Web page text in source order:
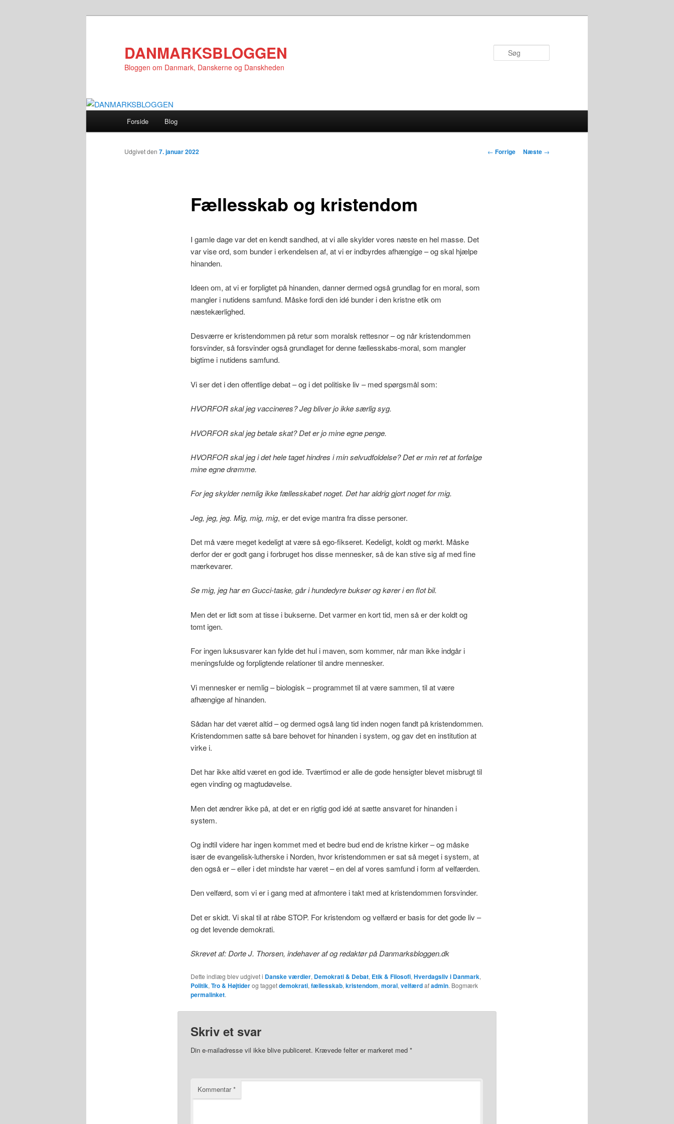
DANMARKSBLOGGEN
Bloggen om Danmark, Danskerne og Danskheden
Forside Blog
Indlægsnavigation
← Forrige Næste →
Fællesskab og kristendom
Udgivet den 7. januar 2022
I gamle dage var det en kendt sandhed, at vi alle skylder vores næste en hel masse. Det
var vise ord, som bunder i erkendelsen af, at vi er indbyrdes afhængige – og skal hjælpe
hinanden.
Ideen om, at vi er forpligtet på hinanden, danner dermed også grundlag for en moral, som
mangler i nutidens samfund. Måske fordi den idé bunder i den kristne etik om
næstekærlighed.
Desværre er kristendommen på retur som moralsk rettesnor – og når kristendommen
forsvinder, så forsvinder også grundlaget for denne fællesskabs-moral, som mangler
bigtime i nutidens samfund.
Vi ser det i den offentlige debat – og i det politiske liv – med spørgsmål som:
HVORFOR skal jeg vaccineres? Jeg bliver jo ikke særlig syg.
HVORFOR skal jeg betale skat? Det er jo mine egne penge.
HVORFOR skal jeg i det hele taget hindres i min selvudfoldelse? Det er min ret at forfølge
mine egne drømme.
For jeg skylder nemlig ikke fællesskabet noget. Det har aldrig gjort noget for mig.
Jeg, jeg, jeg. Mig, mig, mig, er det evige mantra fra disse personer.
Det må være meget kedeligt at være så ego-fikseret. Kedeligt, koldt og mørkt. Måske
derfor der er godt gang i forbruget hos disse mennesker, så de kan stive sig af med fine
mærkevarer.
Se mig, jeg har en Gucci-taske, går i hundedyre bukser og kører i en flot bil.
Men det er lidt som at tisse i bukserne. Det varmer en kort tid, men så er der koldt og
tomt igen.
For ingen luksusvarer kan fylde det hul i maven, som kommer, når man ikke indgår i
meningsfulde og forpligtende relationer til andre mennesker.
Vi mennesker er nemlig – biologisk – programmet til at være sammen, til at være
afhængige af hinanden.
Sådan har det været altid – og dermed også lang tid inden nogen fandt på kristendommen.
Kristendommen satte så bare behovet for hinanden i system, og gav det en institution at
virke i.
Det har ikke altid været en god ide. Tværtimod er alle de gode hensigter blevet misbrugt til
egen vinding og magtudøvelse.
Men det ændrer ikke på, at det er en rigtig god idé at sætte ansvaret for hinanden i
system.
Og indtil videre har ingen kommet med et bedre bud end de kristne kirker – og måske
især de evangelisk-lutherske i Norden, hvor kristendommen er sat så meget i system, at
den også er – eller i det mindste har været – en del af vores samfund i form af velfærden.
Den velfærd, som vi er i gang med at afmontere i takt med at kristendommen forsvinder.
Det er skidt. Vi skal til at råbe STOP. For kristendom og velfærd er basis for det gode liv –
og det levende demokrati.
Skrevet af: Dorte J. Thorsen, indehaver af og redaktør på Danmarksbloggen.dk
Dette indlæg blev udgivet i Danske værdier, Demokrati & Debat, Etik & Filosofi, Hverdagsliv i Danmark,
Politik, Tro & Højtiderog taggetdemokrati, fællesskab, kristendom, moral, velfærdafadmin. Bogmærk
permalinket.
Skriv et svar
Din e-mailadresse vil ikke blive publiceret. Krævede felter er markeret med *
Kommentar*